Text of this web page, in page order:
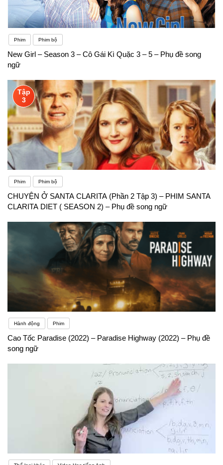
Phim Phim bộ
New Girl – Season 3 – Cô Gái Kì Quặc 3 – 5 – Phụ đề song
ngữ
Tập
3
Phim Phim bộ
CHUYỆN Ở SANTA CLARITA (Phần 2 Tập 3) – PHIM SANTA
CLARITA DIET ( SEASON 2) – Phụ đề song ngữ
Hành động Phim
Cao Tốc Paradise (2022) – Paradise Highway (2022) – Phụ đề
song ngữ